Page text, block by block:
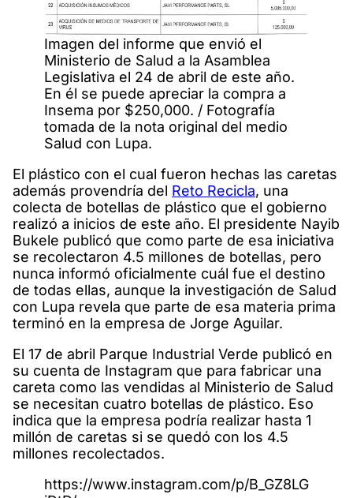
Imagen del informe que envió el
Ministerio de Salud a la Asamblea
Legislativa el 24 de abril de este año.
En él se puede apreciar la compra a
Insema por $250,000. / Fotografía
tomada de la nota original del medio
Salud con Lupa.
El plástico con el cual fueron hechas las caretas
además provendría del Reto Recicla, una
colecta de botellas de plástico que el gobierno
realizó a inicios de este año. El presidente Nayib
Bukele publicó que como parte de esa iniciativa
se recolectaron 4.5 millones de botellas, pero
nunca informó oficialmente cuál fue el destino
de todas ellas, aunque la investigación de Salud
con Lupa revela que parte de esa materia prima
terminó en la empresa de Jorge Aguilar.
El 17 de abril Parque Industrial Verde publicó en
su cuenta de Instagram que para fabricar una
careta como las vendidas al Ministerio de Salud
se necesitan cuatro botellas de plástico. Eso
indica que la empresa podría realizar hasta 1
millón de caretas si se quedó con los 4.5
millones recolectados.
https://www.instagram.com/p/B_GZ8LG